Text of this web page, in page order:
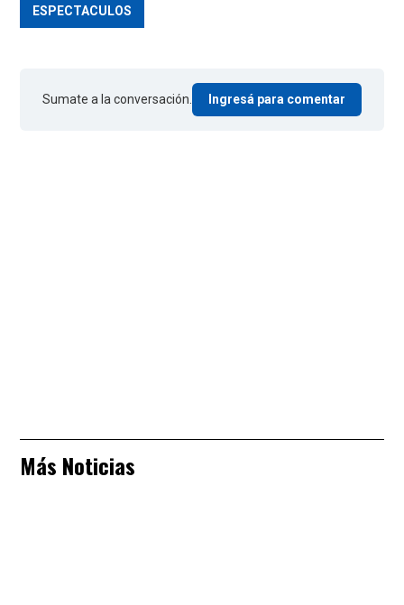
ESPECTACULOS
Sumate a la conversación. Ingresá para comentar
Más Noticias